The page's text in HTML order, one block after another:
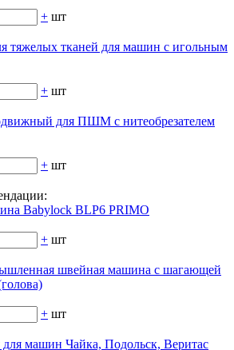
+ шт
тяжелых тканей для машин с игольным
+ шт
для ПШМ с нитеобрезателем
+ шт
Babylock BLP6 PRIMO
+ шт
швейная машина с шагающей
+ шт
для машин Чайка, Подольск, Веритас